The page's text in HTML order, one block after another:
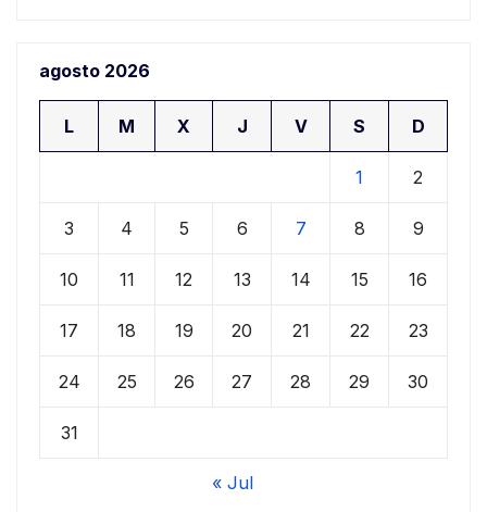
agosto 2026
L M X J V S D
1 2
3 4 5 6 7 8 9
10 11 12 13 14 15 16
17 18 19 20 21 22 23
24 25 26 27 28 29 30
31
« Jul